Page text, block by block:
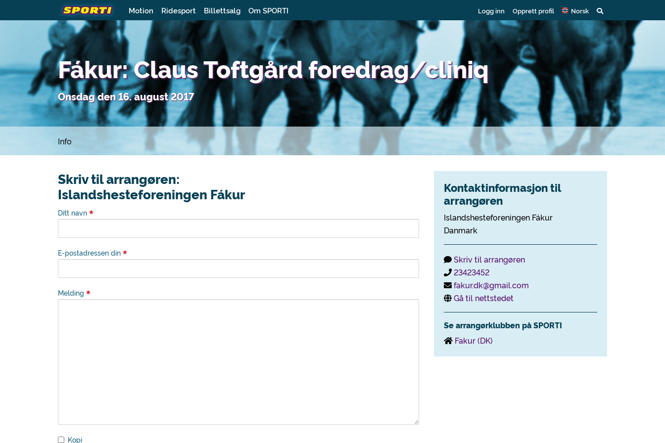
Motion Ridesport Billettsalg Om SPORTI Logg inn Opprett profil Norsk
Fákur: Claus Toftgård foredrag/cliniq
Onsdag den 16. august 2017
Info
Skriv til arrangøren:
Islandshesteforeningen Fákur
Ditt navn
E-postadressen din
Melding
Kopi
Kontaktinformasjon til
arrangøren
Islandshesteforeningen Fákur
Danmark
Skriv til arrangøren
23423452
fakur.dk@gmail.com
Gå til nettstedet
Se arrangørklubben på SPORTI
Fakur (DK)